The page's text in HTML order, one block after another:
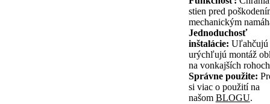
stien pred
mechanickým
Jednoduchosť
inštalácie: Uľahčujú
urýchľujú montáž
na vonkajších
Správne použite:
si viac o použití na
našom BLOGU.